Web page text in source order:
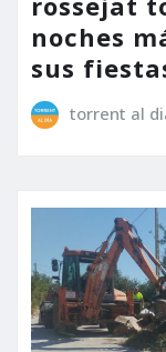
noches
sus
torrent al